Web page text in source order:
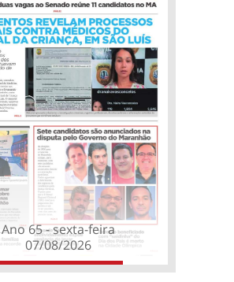
Ano 65 - sexta-feira
07/08/2026